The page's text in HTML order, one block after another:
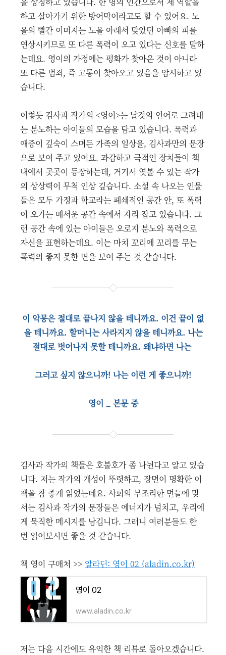
하고 살아가기 위한 방어막이라고도 할 수 있어요. 노
을의 빨간 이미지는 노을 아래서 맞았던 아빠의 피를
연상시키므로 또 다른 폭력이 오고 있다는 신호를 말하
는데요. 영이의 가정에는 평화가 찾아온 것이 아니라
또 다른 범죄, 즉 고통이 찾아오고 있음을 암시하고 있
습니다.
이렇듯 김사과 작가의 <영이>는 날것의 언어로 그려내
는 분노하는 아이들의 모습을 담고 있습니다. 폭력과
애증이 깊숙이 스며든 가족의 일상을, 김사과만의 문장
으로 보여 주고 있어요. 과감하고 극적인 장치들이 책
내에서 곳곳이 등장하는데, 거기서 엿볼 수 있는 작가
의 상상력이 무척 인상 깊습니다. 소설 속 나오는 인물
들은 모두 가정과 학교라는 폐쇄적인 공간 안, 또 폭력
이 오가는 매서운 공간 속에서 자리 잡고 있습니다. 그
런 공간 속에 있는 아이들은 오로지 분노와 폭력으로
자신을 표현하는데요. 이는 마치 꼬리에 꼬리를 무는
폭력의 좋지 못한 면을 보여 주는 것 같습니다.
이 악몽은 절대로 끝나지 않을 테니까요. 이건 끝이 없
을 테니까요. 할머니는 사라지지 않을 테니까요. 나는
절대로 벗어나지 못할 테니까요. 왜냐하면 나는
그러고 싶지 않으니까! 나는 이런 게 좋으니까!
영이 _ 본문 중
김사과 작가의 책들은 호불호가 좀 나뉜다고 알고 있습
니다. 저는 작가의 개성이 뚜렷하고, 장면이 명확한 이
책을 참 좋게 읽었는데요. 사회의 부조리한 면들에 맞
서는 김사과 작가의 문장들은 에너지가 넘치고, 우리에
게 묵직한 메시지를 남깁니다. 그러니 여러분들도 한
번 읽어보시면 좋을 것 같습니다.
책 영이 구매처 >> 알라딘: 영이 02 (aladin.co.kr)
영이 02
www.aladin.co.kr
저는 다음 시간에도 유익한 책 리뷰로 돌아오겠습니다.